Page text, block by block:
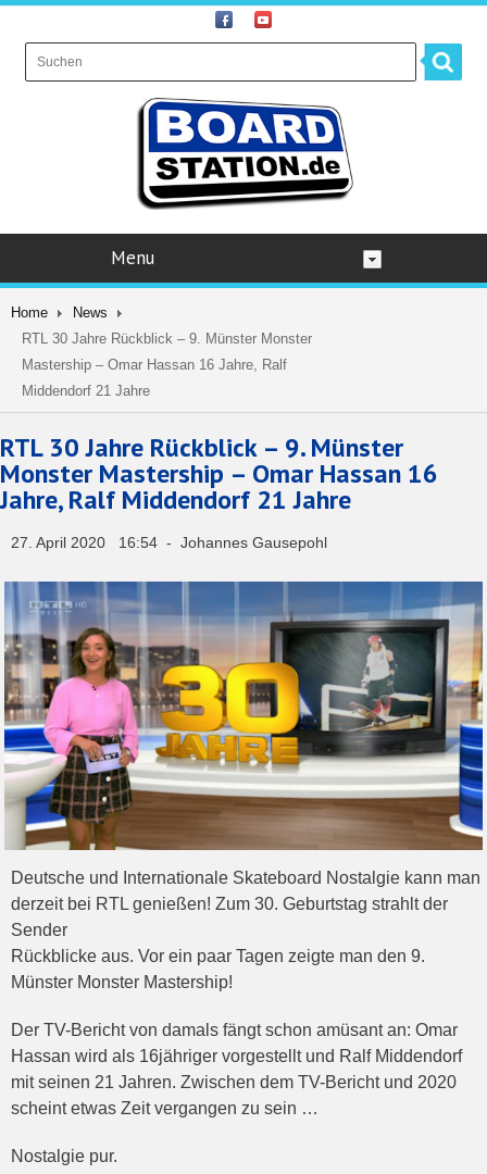
Menu
Home
News
RTL 30 Jahre Rückblick – 9. Münster Monster
Mastership – Omar Hassan 16 Jahre, Ralf
Middendorf 21 Jahre
RTL 30 Jahre Rückblick – 9. Münster
Monster Mastership – Omar Hassan 16
Jahre, Ralf Middendorf 21 Jahre
27. April 2020 16:54 - Johannes Gausepohl
Deutsche und Internationale Skateboard Nostalgie kann man
derzeit bei RTL genießen! Zum 30. Geburtstag strahlt der
Sender
Rückblicke aus. Vor ein paar Tagen zeigte man den 9.
Münster Monster Mastership!
Der TV-Bericht von damals fängt schon amüsant an: Omar
Hassan wird als 16jähriger vorgestellt und Ralf Middendorf
mit seinen 21 Jahren. Zwischen dem TV-Bericht und 2020
scheint etwas Zeit vergangen zu sein …
Nostalgie pur.